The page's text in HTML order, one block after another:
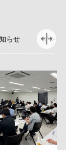
らせ プレス
06日